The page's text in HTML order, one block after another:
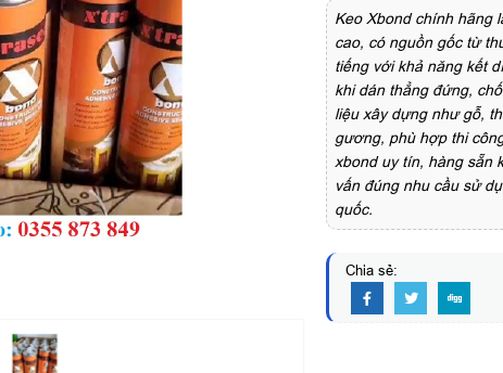
Keo Xbond chính hãng
cao, có nguồn gốc từ
tiếng với khả năng kết
khi dán thẳng đứng,
liệu xây dựng như gỗ,
gương, phù hợp thi
xbond uy tín, hàng sẵn
vấn đúng nhu cầu sử
quốc.
Chia sẻ: